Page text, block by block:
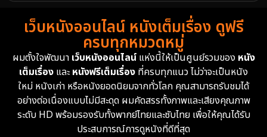
เว็บหนังออนไลน์ หนังเต็มเรื่อง ดูฟรี
ครบทุกหมวดหมู่
ผมตั้งใจพัฒนา เว็บหนังออนไลน์แห่งนี้ให้เป็นศูนย์รวมของ หนัง
เต็มเรื่อง และหนังฟรีเต็มเรื่อง ที่ครบทุกแนว ไม่ว่าจะเป็นหนัง
ใหม่ หนังเก่า หรือหนังยอดนิยมจากทั่วโลก คุณสามารถรับชมได้
อย่างต่อเนื่องแบบไม่มีสะดุด ผมคัดสรรทั้งภาพและเสียงคุณภาพ
ระดับ HD พร้อมรองรับทั้งพากย์ไทยและซับไทย เพื่อให้คุณได้รับ
ประสบการณ์การดูหนังที่ดีที่สุด